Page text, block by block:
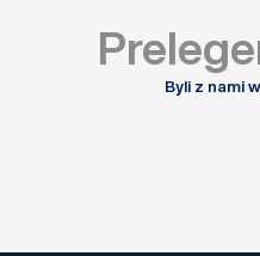
Byli z nami